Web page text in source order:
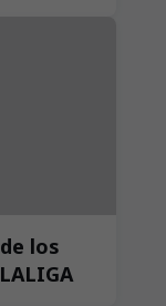
los